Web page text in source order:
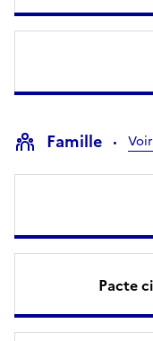
Famille
Pacte